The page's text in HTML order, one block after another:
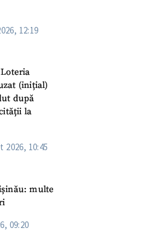
12:19
(inițial)
după
la
2026, 10:45
multe
09:20